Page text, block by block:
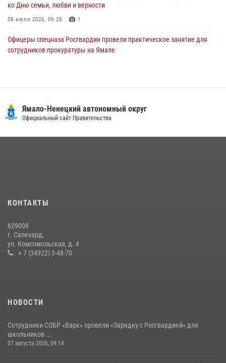
ко Дню семьи, любви и верности
08 июля 2026, 09:28 1
Офицеры спецназа Росгвардии провели практическое занятие для
сотрудников прокуратуры на Ямале
«Каникулы с Росгвардией» продолжаются на Ямале
14 июля 2026, 06:53
Ямало-Ненецкий автономный округ
Официальный сайт Правительства
КОНТАКТЫ
629008
г. Салехард,
ул. Комсомольская, д. 4
+ 7 (34922) 3-48-70
НОВОСТИ
Сотрудники СОБР «Варк» провели «Зарядку с Росгвардией» для
школьников ...
07 августа 2026, 09:14